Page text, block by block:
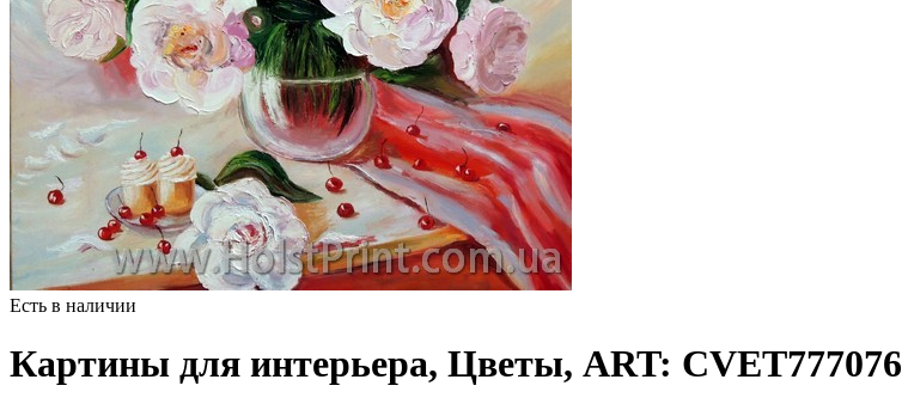
Есть в наличии
Картины для интерьера, Цветы, ART: CVET777076